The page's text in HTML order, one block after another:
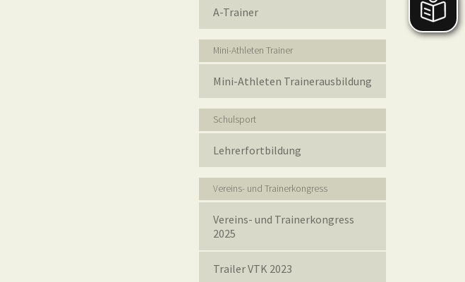
A-Trainer
Mini-Athleten Trainer
Mini-Athleten Trainerausbildung
Schulsport
Lehrerfortbildung
Vereins- und Trainerkongress
Vereins- und Trainerkongress
2025
Trailer VTK 2023